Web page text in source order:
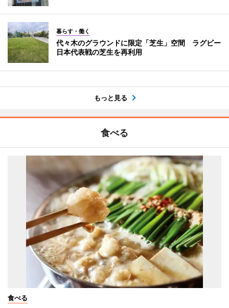
暮らす・働く
代々木のグラウンドに限定「芝生」空間 ラグビー
日本代表戦の芝生を再利用
もっと見る
食べる
食べる